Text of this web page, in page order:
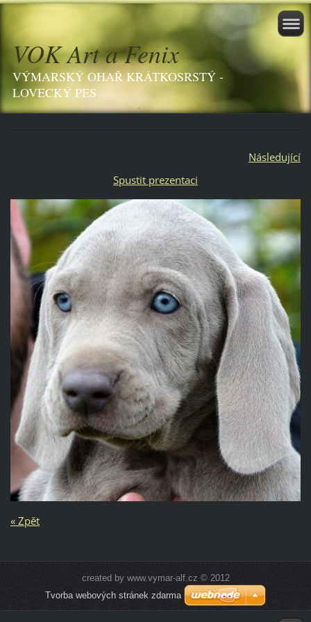
VOK Art a Fenix
VÝMARSKÝ OHAŘ KRÁTKOSRSTÝ -
LOVECKÝ PES
Následující
Spustit prezentaci
« Zpět
created by www.vymar-alf.cz © 2012
Tvorba webových stránek zdarma